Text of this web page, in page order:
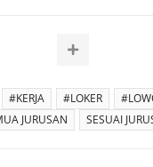
#KERJA #LOKER
JURUSAN SESUAI